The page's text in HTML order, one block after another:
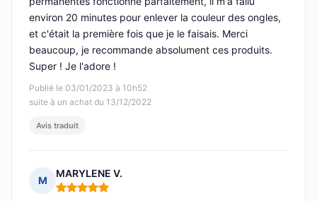
Publié le 03/01/2023 à 10h52
suite à un achat du 13/12/2022
environ 20 minutes pour enlever la couleur des ongles,
et c'était la première fois que je le faisais. Merci
beaucoup, je recommande absolument ces produits.
Super ! Je l'adore !
Avis traduit
M
MARYLENE V.
Note : 5 sur 5